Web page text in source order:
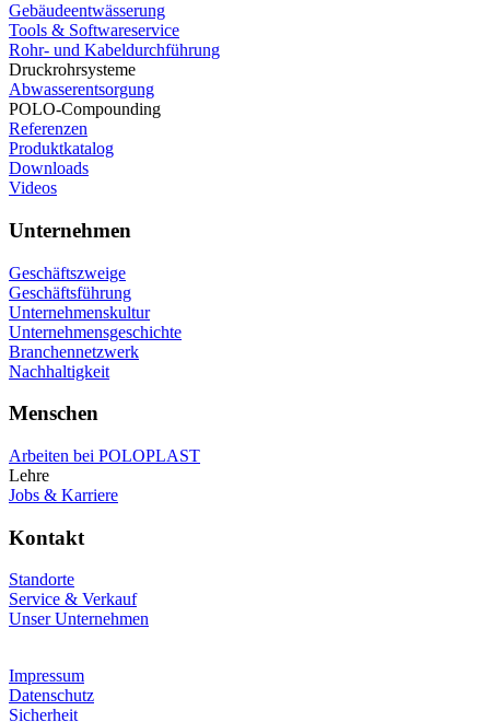
Gebäudeentwässerung
Tools & Softwareservice
Rohr- und Kabeldurchführung
Druckrohrsysteme
Abwasserentsorgung
POLO-Compounding
Referenzen
Produktkatalog
Downloads
Videos
Unternehmen
Geschäftszweige
Geschäftsführung
Unternehmenskultur
Unternehmensgeschichte
Branchennetzwerk
Nachhaltigkeit
Menschen
Arbeiten bei POLOPLAST
Lehre
Jobs & Karriere
Kontakt
Standorte
Service & Verkauf
Unser Unternehmen
Impressum
Datenschutz
Sicherheit